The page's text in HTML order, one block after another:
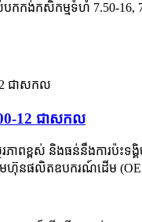
កកង់កសិកម្មទំហំ 7.50-16,
12 ជា​សកល
ភាព​ខ្ពស់ និង​ធន់​នឹង​ការ​ប៉ះទ
មហ៊ុន​ផលិត​ឧបករណ៍​ដើម